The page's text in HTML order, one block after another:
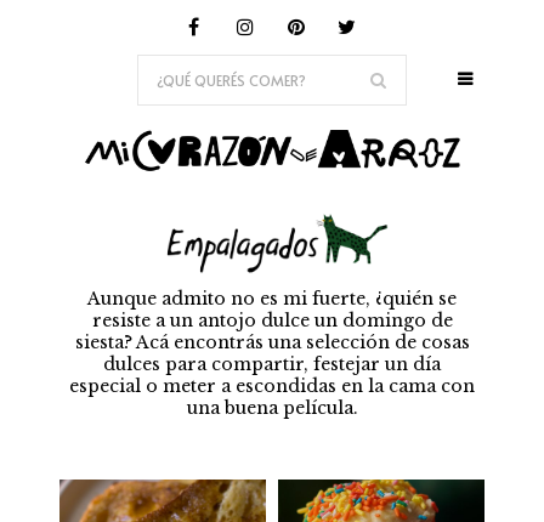
Aunque admito no es mi fuerte, ¿quién se
resiste a un antojo dulce un domingo de
siesta? Acá encontrás una selección de cosas
dulces para compartir, festejar un día
especial o meter a escondidas en la cama con
una buena película.